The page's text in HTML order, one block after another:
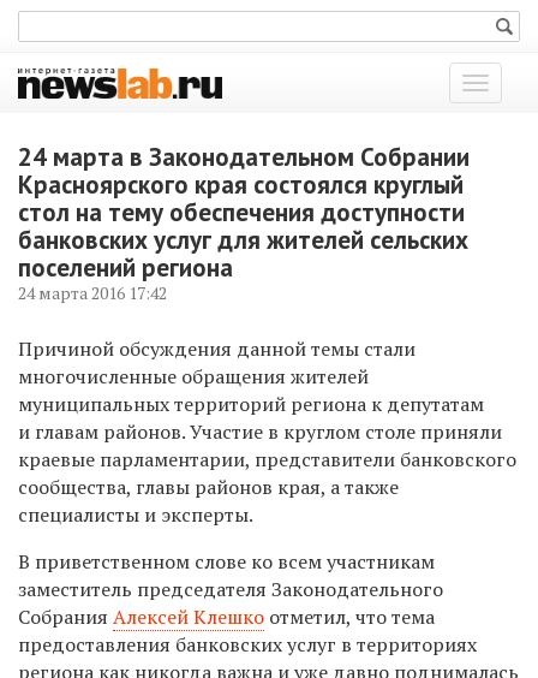
Показать
меню
24 марта в Законодательном Собрании
Красноярского края состоялся круглый
стол на тему обеспечения доступности
банковских услуг для жителей сельских
поселений региона
24 марта 2016 17:42
Причиной обсуждения данной темы стали
многочисленные обращения жителей
муниципальных территорий региона к депутатам
и главам районов. Участие в круглом столе приняли
краевые парламентарии, представители банковского
сообщества, главы районов края, а также
специалисты и эксперты.
В приветственном слове ко всем участникам
заместитель председателя Законодательного
Собрания Алексей Клешко отметил, что тема
предоставления банковских услуг в территориях
региона как никогда важна и уже давно поднималась